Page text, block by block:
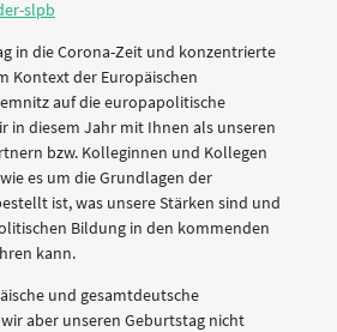
slpb
in die Corona-Zeit und konzentrierte
Kontext der Europäischen
auf die europapolitische
in diesem Jahr mit Ihnen als unseren
bzw. Kolleginnen und Kollegen
es um die Grundlagen der
ist, was unsere Stärken sind und
Bildung in den kommenden
kann.
und gesamtdeutsche
aber unseren Geburtstag nicht